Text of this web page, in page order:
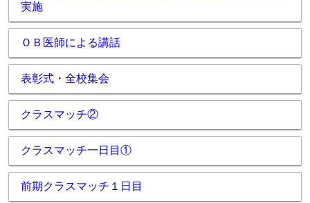
実施
ＯＢ医師による講話
表彰式・全校集会
クラスマッチ②
クラスマッチ一日目①
前期クラスマッチ１日目